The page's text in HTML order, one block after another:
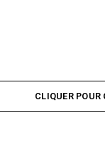
CLIQUER